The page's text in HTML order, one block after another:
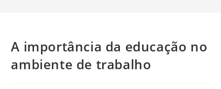
A importância da educação no
ambiente de trabalho